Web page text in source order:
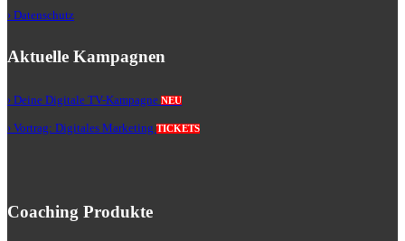
› Datenschutz
Aktuelle Kampagnen
› Deine Digitale TV-Kampagne NEU
› Vortrag: Digitales Marketing TICKETS
Coaching Produkte